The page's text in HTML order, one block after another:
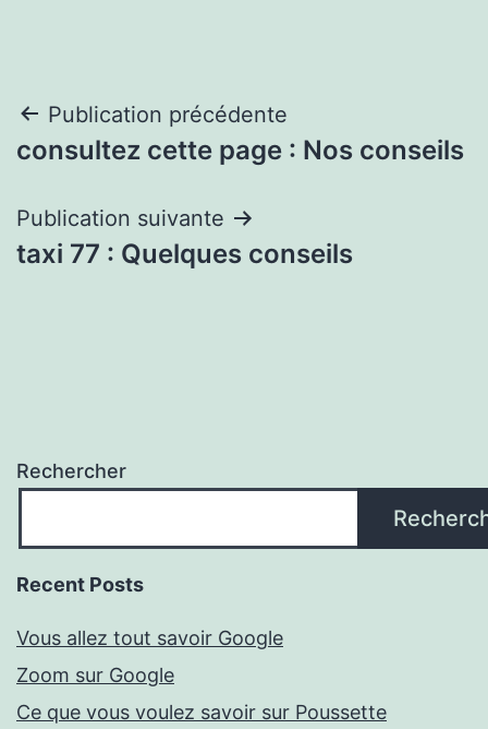
Navigation
de
l’article
Publication précédente
consultez cette page : Nos conseils
Publication suivante
taxi 77 : Quelques conseils
Rechercher
Recent Posts
Vous allez tout savoir Google
Zoom sur Google
Ce que vous voulez savoir sur Poussette